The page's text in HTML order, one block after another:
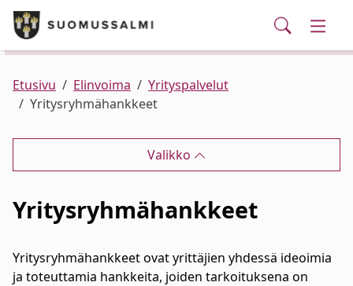
Siirry pääsisältöön
Puhelinluettelo/yhteystiedot
Palvelut
Ajankohtaista
Verkkokauppa
Haku
Kunta ja hallinto
Asuminen ja ympäristö
Elinvoima
Kulttuuri, vapaa-aika ja nuoret
Etusivu Elinvoima
Yrityspalvelut
Yritysryhmähankkeet
Valikko
Yritysryhmähankkeet
Yritysryhmähankkeet ovat yrittäjien yhdessä ideoimia
ja toteuttamia hankkeita, joiden tarkoituksena on